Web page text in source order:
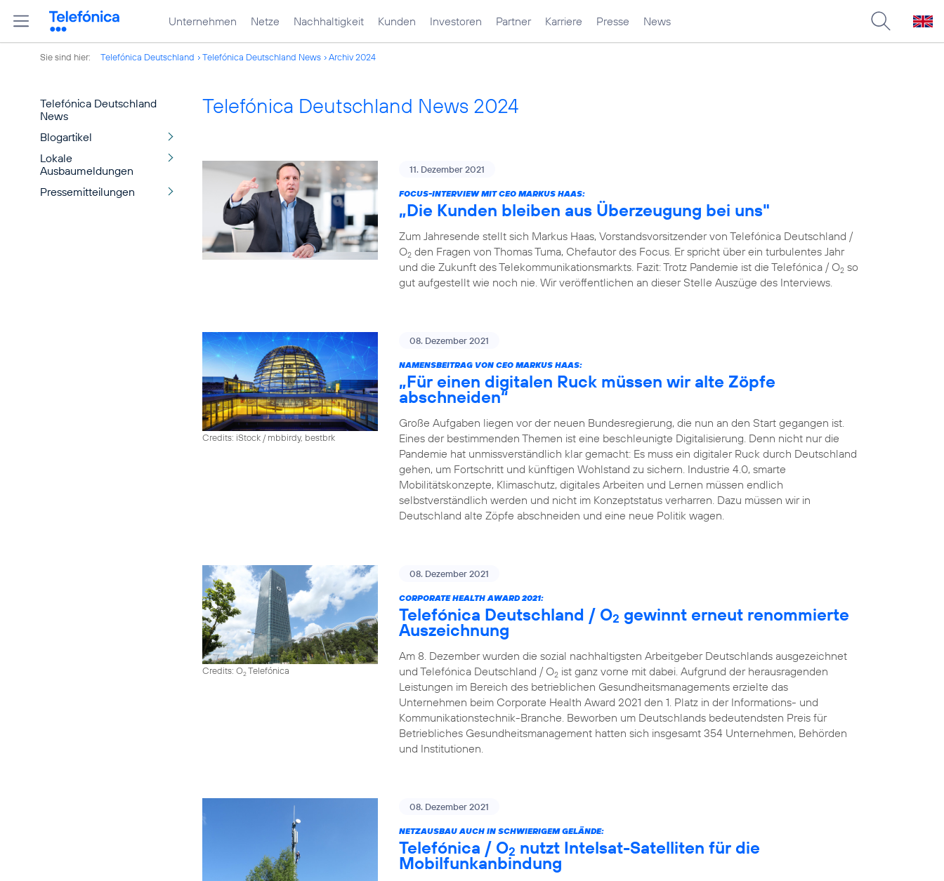
Unternehmen Netze Nachhaltigkeit Kunden Investoren Partner Karriere Presse News
Sie sind hier: Telefónica Deutschland Telefónica Deutschland News Archiv 2024
Telefónica Deutschland
News
Blogartikel
Lokale
Ausbaumeldungen
Pressemitteilungen
Telefónica Deutschland News 2024
11. Dezember 2021
FOCUS-INTERVIEW MIT CEO MARKUS HAAS:
„Die Kunden bleiben aus Überzeugung bei uns"
Zum Jahresende stellt sich Markus Haas, Vorstandsvorsitzender von Telefónica Deutschland /
O2 den Fragen von Thomas Tuma, Chefautor des Focus. Er spricht über ein turbulentes Jahr
und die Zukunft des Telekommunikationsmarkts. Fazit: Trotz Pandemie ist die Telefónica / O2 so
gut aufgestellt wie noch nie. Wir veröffentlichen an dieser Stelle Auszüge des Interviews.
Credits: iStock / mbbirdy, bestbrk
08. Dezember 2021
NAMENSBEITRAG VON CEO MARKUS HAAS:
„Für einen digitalen Ruck müssen wir alte Zöpfe
abschneiden“
Große Aufgaben liegen vor der neuen Bundesregierung, die nun an den Start gegangen ist.
Eines der bestimmenden Themen ist eine beschleunigte Digitalisierung. Denn nicht nur die
Pandemie hat unmissverständlich klar gemacht: Es muss ein digitaler Ruck durch Deutschland
gehen, um Fortschritt und künftigen Wohlstand zu sichern. Industrie 4.0, smarte
Mobilitätskonzepte, Klimaschutz, digitales Arbeiten und Lernen müssen endlich
selbstverständlich werden und nicht im Konzeptstatus verharren. Dazu müssen wir in
Deutschland alte Zöpfe abschneiden und eine neue Politik wagen.
Credits: O2Telefónica
08. Dezember 2021
CORPORATE HEALTH AWARD 2021:
Telefónica Deutschland / O2 gewinnt erneut renommierte
Auszeichnung
Am 8. Dezember wurden die sozial nachhaltigsten Arbeitgeber Deutschlands ausgezeichnet
und Telefónica Deutschland / O2 ist ganz vorne mit dabei. Aufgrund der herausragenden
Leistungen im Bereich des betrieblichen Gesundheitsmanagements erzielte das
Unternehmen beim Corporate Health Award 2021 den 1. Platz in der Informations- und
Kommunikationstechnik-Branche. Beworben um Deutschlands bedeutendsten Preis für
Betriebliches Gesundheitsmanagement hatten sich insgesamt 354 Unternehmen, Behörden
und Institutionen.
08. Dezember 2021
NETZAUSBAU AUCH IN SCHWIERIGEM GELÄNDE:
Telefónica / O2 nutzt Intelsat-Satelliten für die
Mobilfunkanbindung